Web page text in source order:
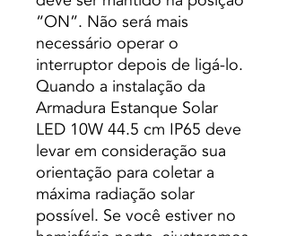
“ON”. Não será mais
necessário operar o
interruptor depois de ligá-lo.
Quando a instalação da
Armadura Estanque Solar
LED 10W 44.5 cm IP65 deve
levar em consideração sua
orientação para coletar a
máxima radiação solar
possível. Se você estiver no